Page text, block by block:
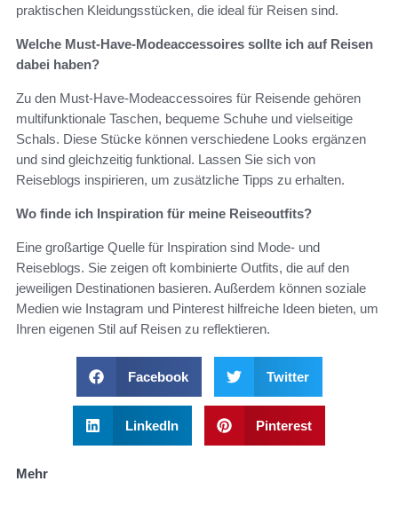
praktischen Kleidungsstücken, die ideal für Reisen sind.
Welche Must-Have-Modeaccessoires sollte ich auf Reisen
dabei haben?
Zu den Must-Have-Modeaccessoires für Reisende gehören
multifunktionale Taschen, bequeme Schuhe und vielseitige
Schals. Diese Stücke können verschiedene Looks ergänzen
und sind gleichzeitig funktional. Lassen Sie sich von
Reiseblogs inspirieren, um zusätzliche Tipps zu erhalten.
Wo finde ich Inspiration für meine Reiseoutfits?
Eine großartige Quelle für Inspiration sind Mode- und
Reiseblogs. Sie zeigen oft kombinierte Outfits, die auf den
jeweiligen Destinationen basieren. Außerdem können soziale
Medien wie Instagram und Pinterest hilfreiche Ideen bieten, um
Ihren eigenen Stil auf Reisen zu reflektieren.
Facebook Twitter
LinkedIn Pinterest
Mehr